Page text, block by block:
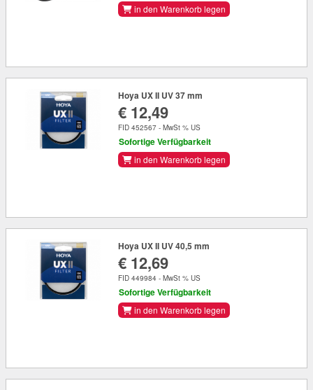
in den Warenkorb legen
Hoya UX II UV 37 mm
€ 12,49
FID 452567 - MwSt % US
Sofortige Verfügbarkeit
in den Warenkorb legen
Hoya UX II UV 40,5 mm
€ 12,69
FID 449984 - MwSt % US
Sofortige Verfügbarkeit
in den Warenkorb legen